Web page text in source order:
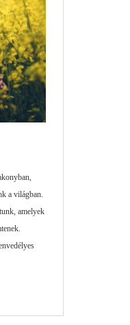
a világban.
amelyek